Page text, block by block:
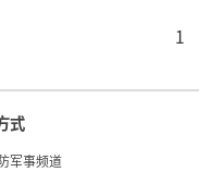
1
式
军事频道